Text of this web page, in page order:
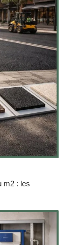
m2 : les